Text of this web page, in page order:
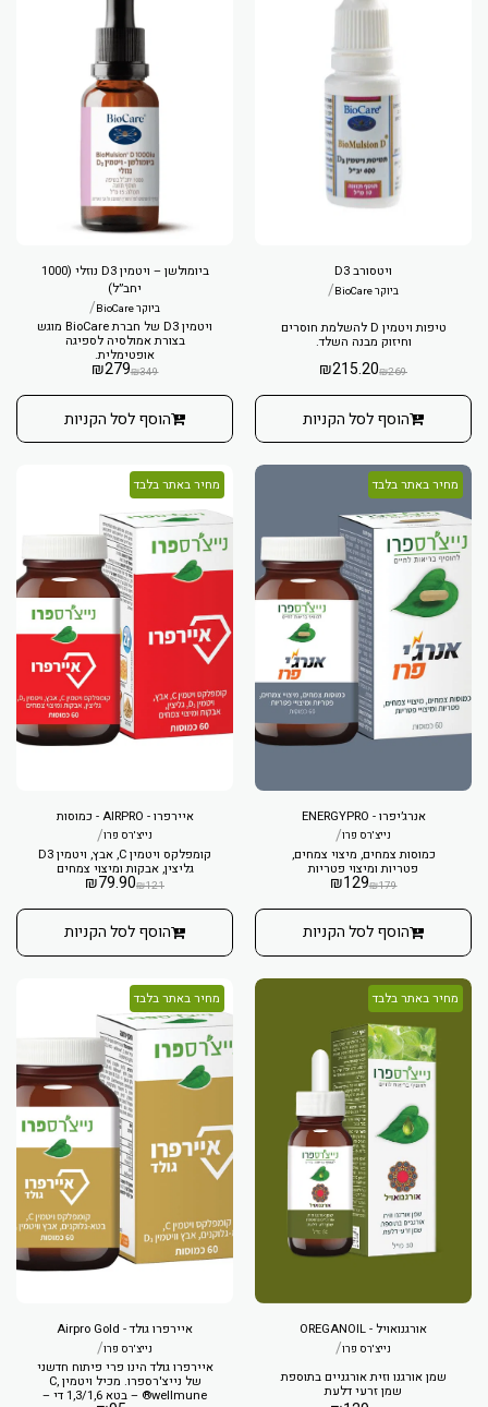
ויטסורב D3
ביוקר BioCare /
טיפות ויטמין D להשלמת חוסרים
וחיזוק מבנה השלד.
₪269
₪215.20
הוסף לסל הקניות
ביומולשן – ויטמין D3 נוזלי (1000
יחב״ל)
ביוקר BioCare /
ויטמין D3 של חברת BioCare מוגש
בצורת אמולסיה לספיגה
אופטימלית.
₪349
₪279
הוסף לסל הקניות
מחיר באתר בלבד
אנרג׳יפרו - ENERGYPRO
נייצ'רס פרו/
כמוסות צמחים, מיצוי צמחים,
פטריות ומיצוי פטריות
₪179
₪129
הוסף לסל הקניות
מחיר באתר בלבד
איירפרו - AIRPRO - כמוסות
נייצ'רס פרו/
קומפלקס ויטמין C, אבץ, ויטמין D3
גליצין, אבקות ומיצוי צמחים
₪121
₪79.90
הוסף לסל הקניות
מחיר באתר בלבד
אורגנואויל - OREGANOIL
נייצ'רס פרו/
שמן‭ ‬אורגנו‭ ‬וזית‭ ‬אורגניים‭ ‬בתוספת‭
‬שמן‭ ‬זרעי‭ ‬דלעת
מחיר באתר בלבד
איירפרו גולד - Airpro Gold
נייצ'רס פרו/
איירפרו גולד הינו פרי פיתוח חדשני
של נייצ'רספרו. מכיל ויטמין C,
®wellmune – בטא 1,3/1,6 די –